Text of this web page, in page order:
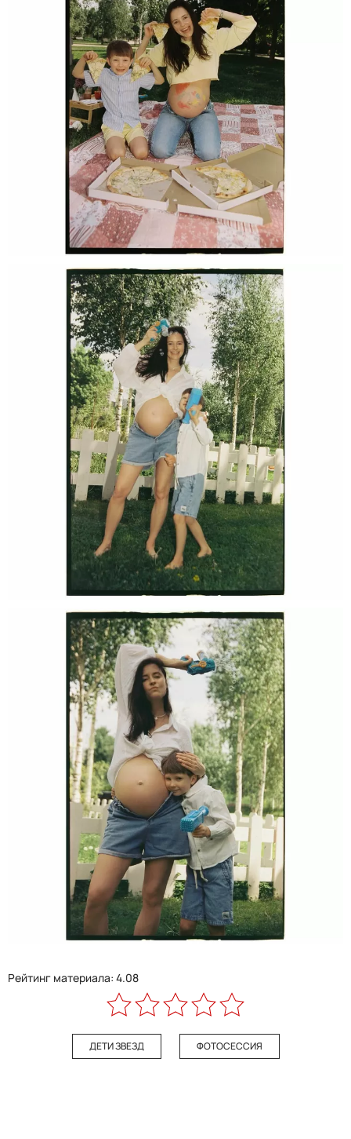
Рейтинг материала: 4.08
ДЕТИ ЗВЕЗД ФОТОСЕССИЯ